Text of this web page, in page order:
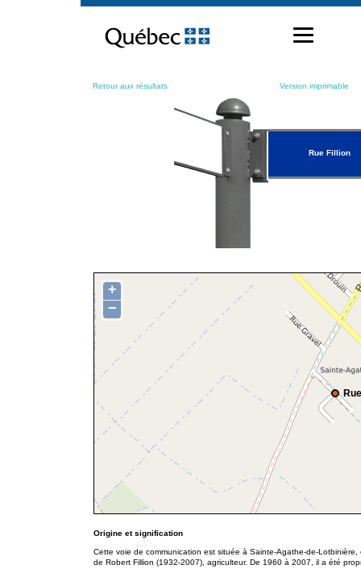
contenu
Retour aux résultats Version imprimable
Rue Fillion
+
−
Origine et signification
Cette voie de communication est située à Sainte-Agathe-de-
de Robert Fillion (1932-2007), agriculteur. De 1960 à 2007, il a été